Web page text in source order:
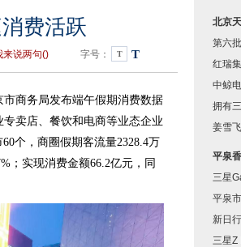
费活跃
来说两句() 字号： T T
商务局发布端午假期消费数据
卖店、餐饮和电商等业态企业
个，商圈假期客流量2328.4万
；实现消费金额66.2亿元，同
北京
第六
红瑞
中鲸
拥有
姜雪
平泉
三星
平泉
新日
三星Z